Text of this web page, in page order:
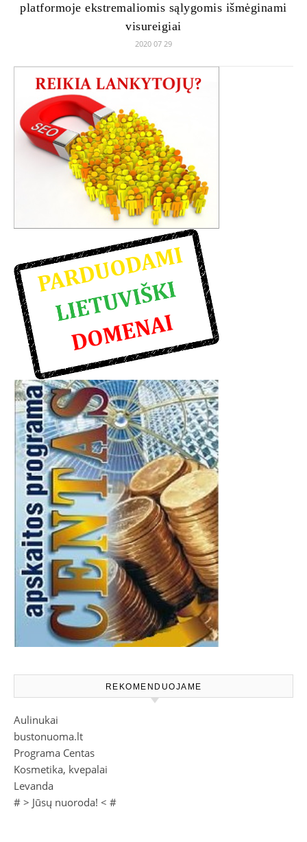
platformoje ekstremaliomis sąlygomis išmėginami
visureigiai
2020 07 29
REKOMENDUOJAME
Aulinukai
bustonuoma.lt
Programa Centas
Kosmetika, kvepalai
Levanda
# > Jūsų nuoroda! < #